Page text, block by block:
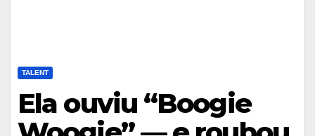
TALENT
Ela ouviu “Boogie